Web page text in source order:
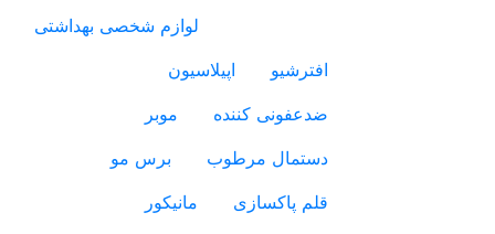
لوازم شخصی بهداشتی
افترشیو
اپیلاسیون
ضدعفونی کننده
موبر
دستمال مرطوب
برس مو
قلم پاکسازی
مانیکور